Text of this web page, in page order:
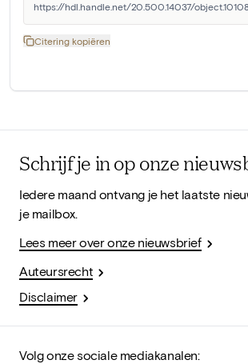
https://hdl.handle.net/20.500.14037/
Citering kopiëren
Schrijf je in op onze
Iedere maand ontvang je het laatste
je mailbox.
Lees meer over onze nieuwsbrief
Auteursrecht
Disclaimer
Volg onze sociale mediakanalen: